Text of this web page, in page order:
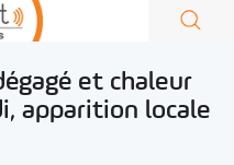
et chaleur
apparition locale